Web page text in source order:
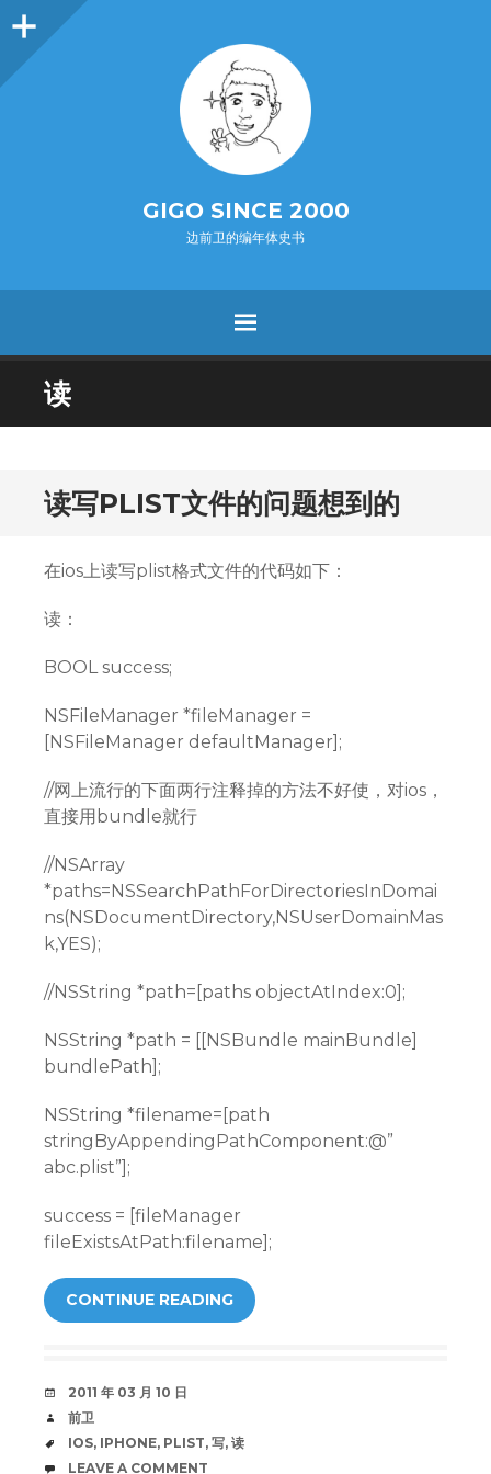
O
p
e
n
i
d
e
b
a
GIGO SINCE 2000
边前卫的编年体史书
MENU
SKIP
TO
读
读写PLIST文件的问题想到的
在ios上读写plist格式文件的代码如下：
读：
BOOL success;
NSFileManager *fileManager =
[NSFileManager defaultManager];
//网上流行的下面两行注释掉的方法不好使，对ios，
直接用bundle就行
//NSArray
*paths=NSSearchPathForDirectoriesInDomai
ns(NSDocumentDirectory,NSUserDomainMas
k,YES);
//NSString *path=[paths objectAtIndex:0];
NSString *path = [[NSBundle mainBundle]
bundlePath];
NSString *filename=[path
stringByAppendingPathComponent:@”
abc.plist”];
success = [fileManager
fileExistsAtPath:filename];
CONTINUE READING
DATE
2011 年 03 月 10 日
AUTHOR
前卫
TAGS
IOS, IPHONE, PLIST, 写, 读
COMMENTS
LEAVE A COMMENT